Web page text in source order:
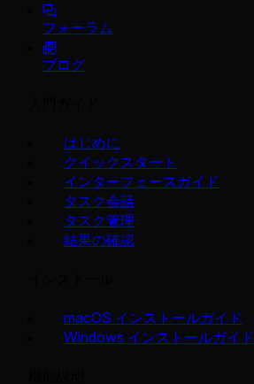
フォーラム
ブログ
はじめに
クイックスタート
インターフェースガイド
タスク会話
タスク管理
結果の確認
macOS インストールガイド
Windows インストールガイド